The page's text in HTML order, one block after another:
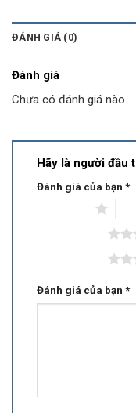
ĐÁNH GIÁ (0)
Đánh giá
Chưa có đánh giá nào.
Hãy là người đầu
Đánh giá của bạn *
Đánh giá của bạn *